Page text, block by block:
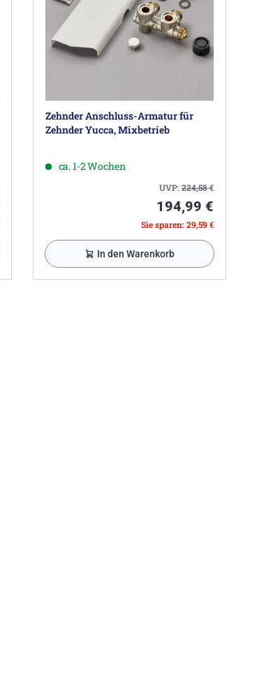
Zehnder Anschluss-Armatur für
Zehnder Yucca, Mixbetrieb
ca. 1-2 Wochen
UVP:224,58€
194,99 €
Sie sparen: 29,59 €
In den Warenkorb